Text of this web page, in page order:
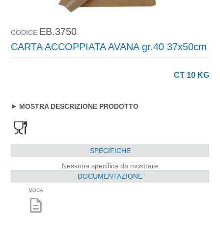
CODICE EB.3750
CARTA ACCOPPIATA AVANA gr.40 37x50cm
CT 10 KG
MOSTRA DESCRIZIONE PRODOTTO
SPECIFICHE
Nessuna specifica da mostrare
DOCUMENTAZIONE
MOCA
description